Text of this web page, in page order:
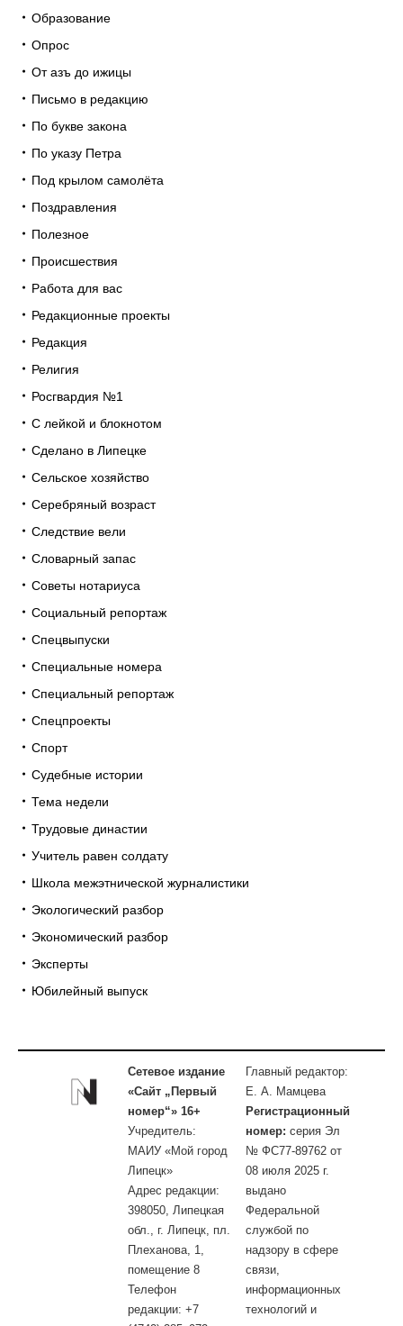
Образование
Опрос
От азъ до ижицы
Письмо в редакцию
По букве закона
По указу Петра
Под крылом самолёта
Поздравления
Полезное
Происшествия
Работа для вас
Редакционные проекты
Редакция
Религия
Росгвардия №1
С лейкой и блокнотом
Сделано в Липецке
Сельское хозяйство
Серебряный возраст
Следствие вели
Словарный запас
Советы нотариуса
Социальный репортаж
Спецвыпуски
Специальные номера
Специальный репортаж
Спецпроекты
Спорт
Судебные истории
Тема недели
Трудовые династии
Учитель равен солдату
Школа межэтнической журналистики
Экологический разбор
Экономический разбор
Эксперты
Юбилейный выпуск
Сетевое издание
«Сайт „Первый
номер“» 16+
Учредитель:
МАИУ «Мой город
Липецк»
Адрес редакции:
398050, Липецкая
обл., г. Липецк, пл.
Плеханова, 1,
помещение 8
Телефон
редакции: +7
Главный редактор:
Е. А. Мамцева
Регистрационный
номер: серия Эл
№ ФС77-89762 от
08 июля 2025 г.
выдано
Федеральной
службой по
надзору в сфере
связи,
информационных
технологий и